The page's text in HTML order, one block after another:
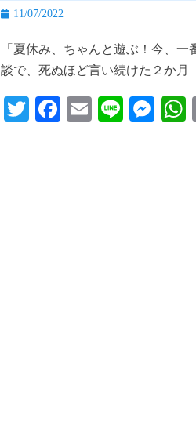
投
日
11/07/2022
「夏休み、ちゃんと遊ぶ！今、
談で、死ぬほど言い続けた２か月
T Fa E Li M